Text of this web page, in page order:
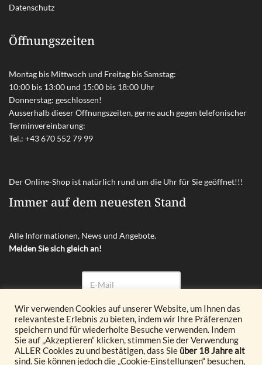
Datenschutz
Öffnungszeiten
Montag bis Mittwoch und Freitag bis Samstag:
10:00 bis 13:00 und 15:00 bis 18:00 Uhr
Donnerstag: geschlossen!
Ausserhalb dieser Öffnungszeiten, gerne auch gegen telefonischer
Terminvereinbarung:
Tel.: +43 670 552 79 99
Der Online-Shop ist natürlich rund um die Uhr für Sie geöffnet!!!
Immer auf dem neuesten Stand
Alle Informationen, News und Angebote.
Melden Sie sich gleich an!
Abonnieren
© 2026 Glöckl OG. All Rights Reserved.
Wir verwenden Cookies auf unserer Website, um Ihnen das
relevanteste Erlebnis zu bieten, indem wir Ihre Präferenzen
speichern und für wiederholte Besuche verwenden. Indem
Sie auf „Akzeptieren“ klicken, stimmen Sie der Verwendung
ALLER Cookies zu und bestätigen, dass Sie über 18 Jahre alt
sind. Sie können jedoch die „Cookie-Einstellungen“ besuchen,